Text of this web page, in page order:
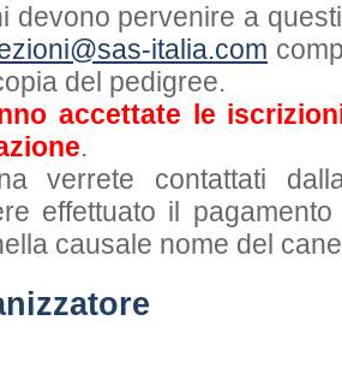
devono pervenire a
italia.com
del pedigree.
accettate le
.
verrete contattati
effettuato il
causale nome del